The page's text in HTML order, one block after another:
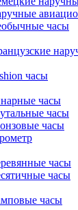
часы
часы
часы
часы
часы
часы
часы
часы